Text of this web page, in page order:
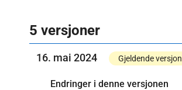
5 versjoner
16. mai 2024 Gjeldende versjon
Endringer i denne versjonen